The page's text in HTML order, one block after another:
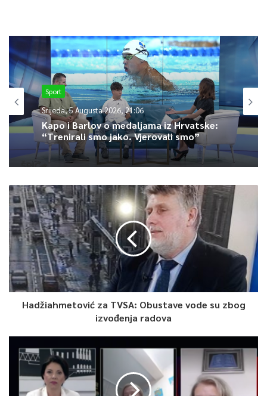
Da bi zaštitili sebe i svoje najmilije važno je da se vakcinišete.
Najjače oružje u borbi protiv korona-virusa je imunizacija,
poručila je u Dnevniku TVSA Marina Jeina, novinarka ove
kuće.
5
Article Rating
Sport
Srijeda, 5 Augusta 2026, 21:06
Kapo i Barlov o medaljama iz Hrvatske:
“Trenirali smo jako. Vjerovali smo”
Hadžiahmetović za TVSA: Obustave vode su zbog
izvođenja radova